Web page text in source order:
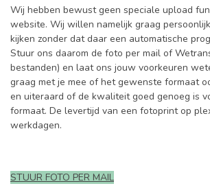
Wij hebben bewust geen speciale upload
website. Wij willen namelijk graag
kijken zonder dat daar een automatische
Stuur ons daarom de foto per mail of
bestanden) en laat ons jouw voorkeuren
graag met je mee of het gewenste formaat
en uiteraard of de kwaliteit goed genoeg is
formaat. De levertijd van een fotoprint op
werkdagen.
STUUR FOTO PER MAIL